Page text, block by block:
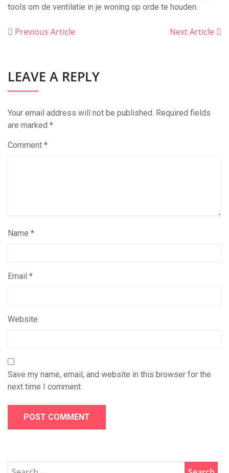
tools om de ventilatie in je woning op orde te houden.
Previous Article Next Article
LEAVE A REPLY
Your email address will not be published. Required fields
are marked *
Comment *
Name *
Email *
Website
Save my name, email, and website in this browser for the
next time I comment.